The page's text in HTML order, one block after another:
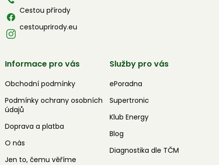
Cestou přírody
cestouprirody.eu
Informace pro vás
Obchodní podmínky
Podmínky ochrany osobních
údajů
Doprava a platba
O nás
Jen to, čemu věříme
Služby pro vás
ePoradna
Supertronic
Klub Energy
Blog
Diagnostika dle TČM